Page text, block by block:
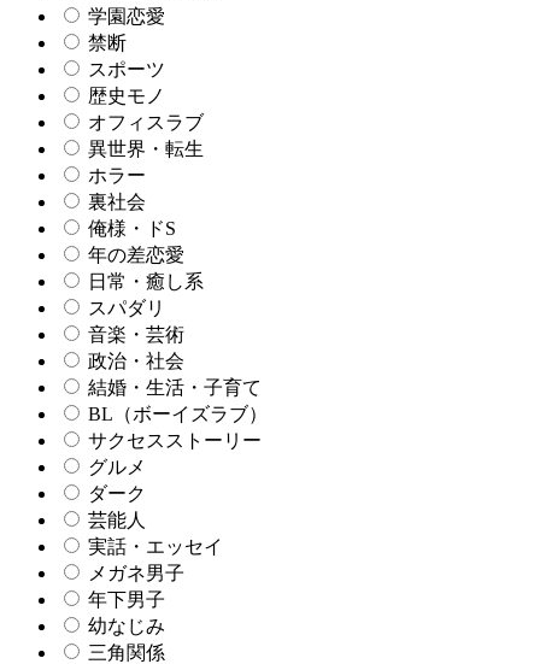
学園恋愛
禁断
スポーツ
歴史モノ
オフィスラブ
異世界・転生
ホラー
裏社会
俺様・ドS
年の差恋愛
日常・癒し系
スパダリ
音楽・芸術
政治・社会
結婚・生活・子育て
BL（ボーイズラブ）
サクセスストーリー
グルメ
ダーク
芸能人
実話・エッセイ
メガネ男子
年下男子
幼なじみ
三角関係